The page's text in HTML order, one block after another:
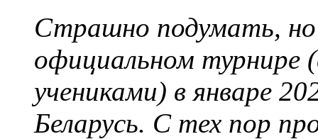
Страшно подумать, но
официальном турнире
учениками) в январе
Беларусь. С тех пор